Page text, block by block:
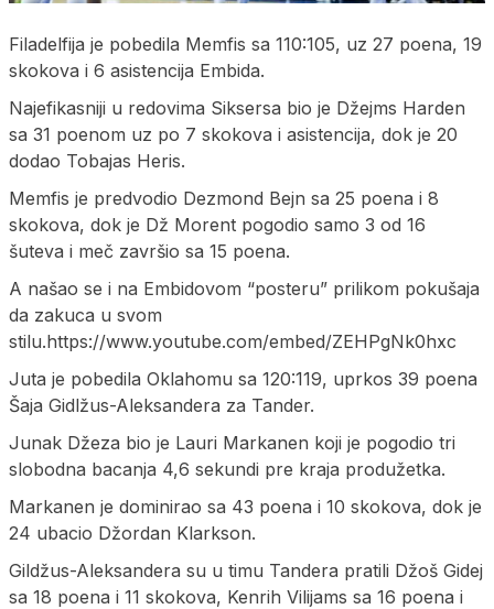
Filadelfija je pobedila Memfis sa 110:105, uz 27 poena, 19
skokova i 6 asistencija Embida.
Najefikasniji u redovima Siksersa bio je Džejms Harden
sa 31 poenom uz po 7 skokova i asistencija, dok je 20
dodao Tobajas Heris.
Memfis je predvodio Dezmond Bejn sa 25 poena i 8
skokova, dok je Dž Morent pogodio samo 3 od 16
šuteva i meč završio sa 15 poena.
A našao se i na Embidovom “posteru” prilikom pokušaja
da zakuca u svom
stilu.https://www.youtube.com/embed/ZEHPgNk0hxc
Juta je pobedila Oklahomu sa 120:119, uprkos 39 poena
Šaja Gidlžus-Aleksandera za Tander.
Junak Džeza bio je Lauri Markanen koji je pogodio tri
slobodna bacanja 4,6 sekundi pre kraja produžetka.
Markanen je dominirao sa 43 poena i 10 skokova, dok je
24 ubacio Džordan Klarkson.
Gildžus-Aleksandera su u timu Tandera pratili Džoš Gidej
sa 18 poena i 11 skokova, Kenrih Vilijams sa 16 poena i